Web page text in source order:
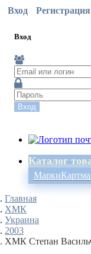
Вход Регистрация
Вход
Вход
Каталог
Марки
Главная
ХМК
Украина
2003
ХМК Степан